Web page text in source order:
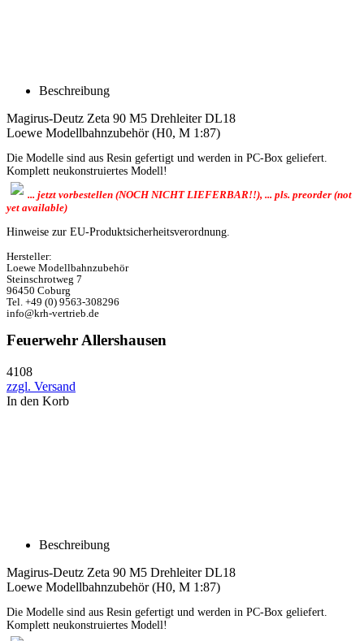
Beschreibung
Magirus-Deutz Zeta 90 M5 Drehleiter DL18
Loewe Modellbahnzubehör (H0, M 1:87)
Die Modelle sind aus Resin gefertigt und werden in PC-Box geliefert.
Komplett neukonstruiertes Modell!
... jetzt vorbestellen (NOCH NICHT LIEFERBAR!!), ... pls. preorder (not
yet available)
Hinweise zur EU-Produktsicherheitsverordnung.
Hersteller:
Loewe Modellbahnzubehör
Steinschrotweg 7
96450 Coburg
Tel. +49 (0) 9563-308296
info@krh-vertrieb.de
Feuerwehr Allershausen
4108
zzgl. Versand
In den Korb
Beschreibung
Magirus-Deutz Zeta 90 M5 Drehleiter DL18
Loewe Modellbahnzubehör (H0, M 1:87)
Die Modelle sind aus Resin gefertigt und werden in PC-Box geliefert.
Komplett neukonstruiertes Modell!